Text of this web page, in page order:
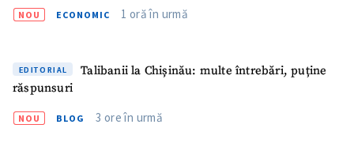
NOU ECONOMIC 1 oră în urmă
EDITORIAL
Talibanii la Chișinău: multe întrebări, puține
răspunsuri
NOU BLOG 3 ore în urmă